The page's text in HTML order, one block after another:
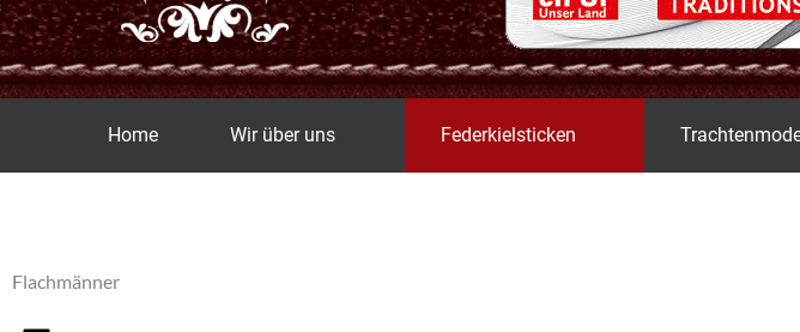
Home Wir über uns Federkielsticken
Flachmänner